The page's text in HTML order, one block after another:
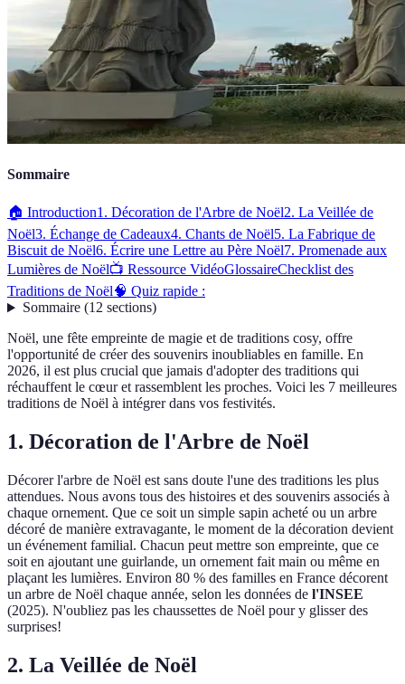
Sommaire
🏠 Introduction1. Décoration de l'Arbre de Noël2. La Veillée de
Noël3. Échange de Cadeaux4. Chants de Noël5. La Fabrique de
Biscuit de Noël6. Écrire une Lettre au Père Noël7. Promenade aux
Lumières de Noël📺 Ressource VidéoGlossaireChecklist des
Traditions de Noël🧠 Quiz rapide :
Sommaire(12 sections)
Noël, une fête empreinte de magie et de traditions cosy, offre
l'opportunité de créer des souvenirs inoubliables en famille. En
2026, il est plus crucial que jamais d'adopter des traditions qui
réchauffent le cœur et rassemblent les proches. Voici les 7 meilleures
traditions de Noël à intégrer dans vos festivités.
1. Décoration de l'Arbre de Noël
Décorer l'arbre de Noël est sans doute l'une des traditions les plus
attendues. Nous avons tous des histoires et des souvenirs associés à
chaque ornement. Que ce soit un simple sapin acheté ou un arbre
décoré de manière extravagante, le moment de la décoration devient
un événement familial. Chacun peut mettre son empreinte, que ce
soit en ajoutant une guirlande, un ornement fait main ou même en
plaçant les lumières. Environ 80 % des familles en France décorent
un arbre de Noël chaque année, selon les données de l'INSEE
(2025). N'oubliez pas les chaussettes de Noël pour y glisser des
surprises!
2. La Veillée de Noël